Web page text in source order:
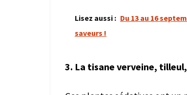
Lisez aussi : Du 13 au 16
saveurs !
3. La tisane verveine,